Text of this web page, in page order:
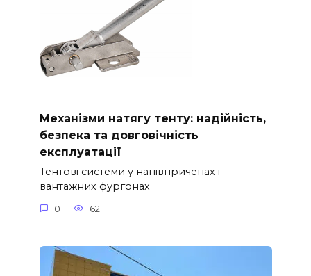
Механізми натягу тенту: надійність,
безпека та довговічність
експлуатації
Тентові системи у напівпричепах і
вантажних фургонах
0 62